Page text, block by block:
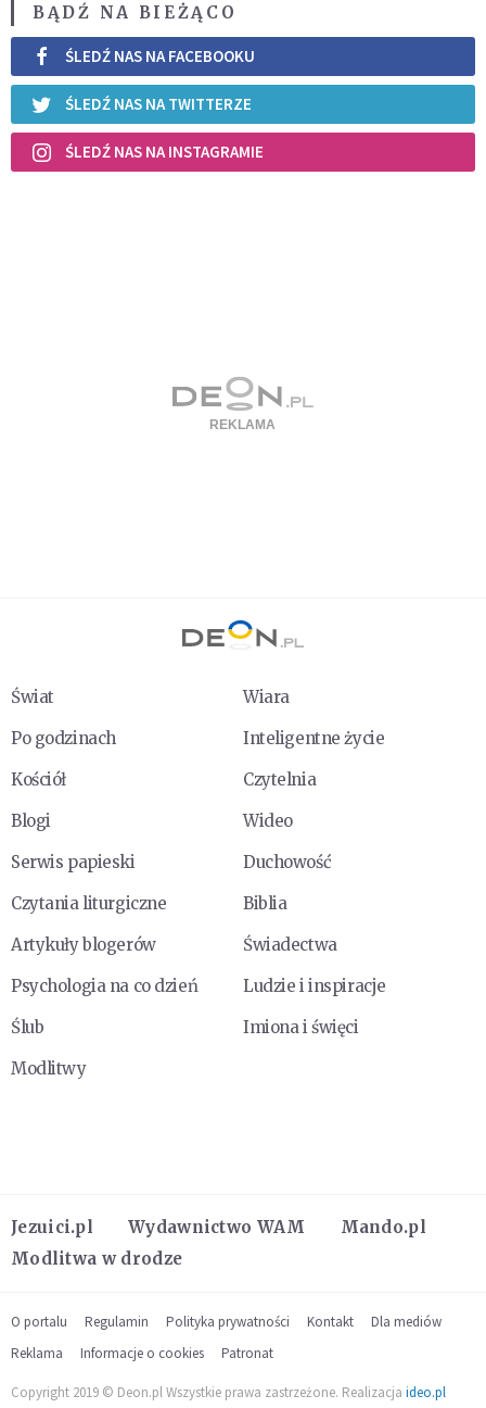
BĄDŹ NA BIEŻĄCO
ŚLEDŹ NAS NA FACEBOOKU
ŚLEDŹ NAS NA TWITTERZE
ŚLEDŹ NAS NA INSTAGRAMIE
Świat
Wiara
Po godzinach
Inteligentne życie
Kościół
Czytelnia
Blogi
Wideo
Serwis papieski
Duchowość
Czytania liturgiczne
Biblia
Artykuły blogerów
Świadectwa
Psychologia na co dzień
Ludzie i inspiracje
Ślub
Imiona i święci
Modlitwy
Jezuici.pl Wydawnictwo WAM
Mando.pl
Modlitwa w drodze
O portalu Regulamin Polityka prywatności Kontakt
Dla mediów
Reklama
Informacje o cookies Patronat
Copyright 2019 © Deon.pl Wszystkie prawa zastrzeżone. Realizacja ideo.pl